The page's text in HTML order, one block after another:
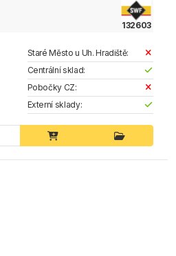
132603
Staré Město u Uh. Hradiště:
Centrální sklad:
Pobočky CZ:
Externí sklady: